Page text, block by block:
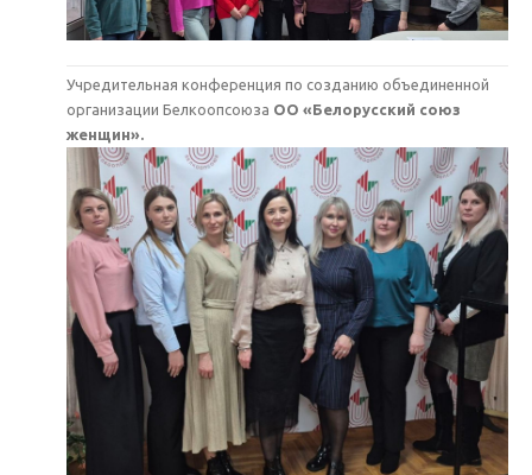
Учредительная конференция по созданию объединенной
организации Белкоопсоюза ОО «Белорусский союз
женщин».